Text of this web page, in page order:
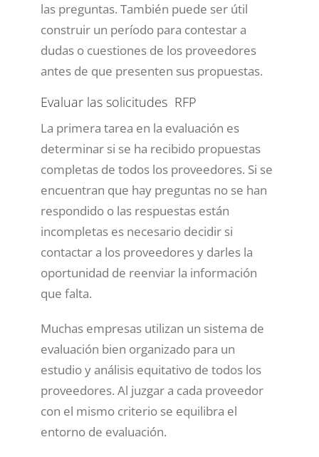
las preguntas. También puede ser útil
construir un período para contestar a
dudas o cuestiones de los proveedores
antes de que presenten sus propuestas.
Evaluar las solicitudes RFP
La primera tarea en la evaluación es
determinar si se ha recibido propuestas
completas de todos los proveedores. Si se
encuentran que hay preguntas no se han
respondido o las respuestas están
incompletas es necesario decidir si
contactar a los proveedores y darles la
oportunidad de reenviar la información
que falta.
Muchas empresas utilizan un sistema de
evaluación bien organizado para un
estudio y análisis equitativo de todos los
proveedores. Al juzgar a cada proveedor
con el mismo criterio se equilibra el
entorno de evaluación.